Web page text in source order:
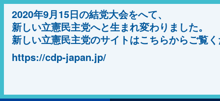
2020年9月15日の結党大会をへて、
新しい立憲民主党へと生まれ変わりました。
新しい立憲民主党のサイトはこちらからご覧
https://cdp-japan.jp/